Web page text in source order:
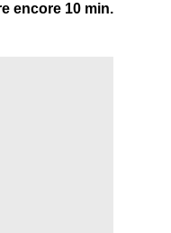
encore 10 min.